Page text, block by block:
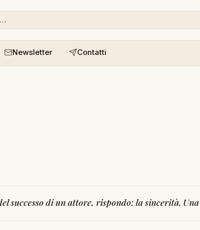
Newsletter Contatti
successo di un attore, rispondo: la sincerità.